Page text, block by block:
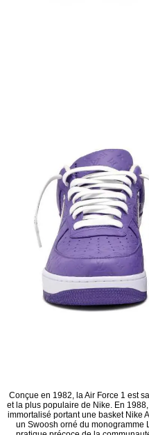
Conçue en 1982, la Air Force 1 est
et la plus populaire de Nike. En
immortalisé portant une basket Nike
un Swoosh orné du monogramme